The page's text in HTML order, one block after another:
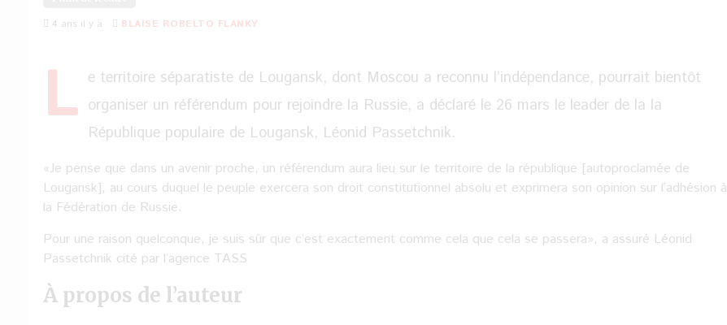
4 ans il y a BLAISE ROBELTO FLANKY
L e territoire séparatiste de Lougansk, dont Moscou a reconnu l’indépendance, pourrait bientôt
organiser un référendum pour rejoindre la Russie, a déclaré le 26 mars le leader de la la
République populaire de Lougansk, Léonid Passetchnik.
«Je pense que dans un avenir proche, un référendum aura lieu sur le territoire de la république [autoproclamée de
Lougansk], au cours duquel le peuple exercera son droit constitutionnel absolu et exprimera son opinion sur l’adhésion à
la Fédération de Russie.
Pour une raison quelconque, je suis sûr que c’est exactement comme cela que cela se passera», a assuré Léonid
Passetchnik cité par l’agence TASS
À propos de l’auteur